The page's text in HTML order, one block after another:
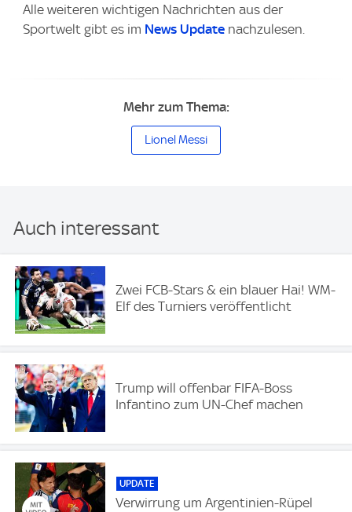
Alle weiteren wichtigen Nachrichten aus der
Sportwelt gibt es im News Update nachzulesen.
Mehr zum Thema:
Lionel Messi
Auch interessant
Zwei FCB-Stars & ein blauer Hai! WM-
Elf des Turniers veröffentlicht
Trump will offenbar FIFA-Boss
Infantino zum UN-Chef machen
UPDATE
Verwirrung um Argentinien-Rüpel